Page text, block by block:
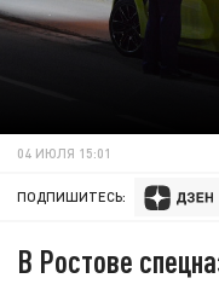
04 ИЮЛЯ 15:01
ПОДПИШИТЕСЬ:
В Ростове